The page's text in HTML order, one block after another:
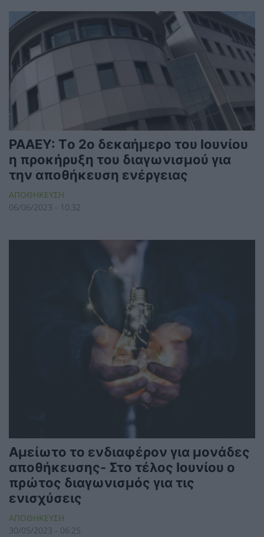
ΡΑΑΕΥ: Tο 2ο δεκαήμερο του Ιουνίου
η προκήρυξη του διαγωνισμού για
την αποθήκευση ενέργειας
ΑΠΟΘΗΚΕΥΣΗ
06/06/2023 - 10:32
Αμείωτο το ενδιαφέρον για μονάδες
αποθήκευσης- Στο τέλος Ιουνίου ο
πρώτος διαγωνισμός για τις
ενισχύσεις
ΑΠΟΘΗΚΕΥΣΗ
30/05/2023 - 06:25